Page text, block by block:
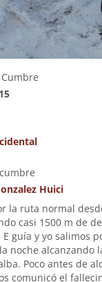
Huici
la ruta normal
casi 1500 m de
guía y yo salimos
noche alcanzando
Poco antes de
comunicó el